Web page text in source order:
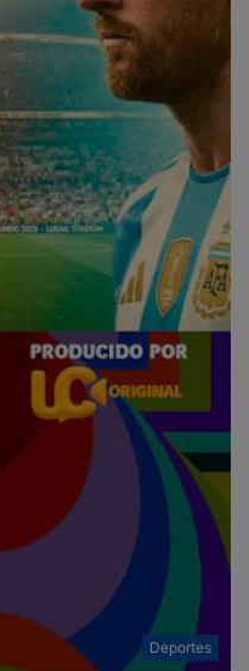
Deportes